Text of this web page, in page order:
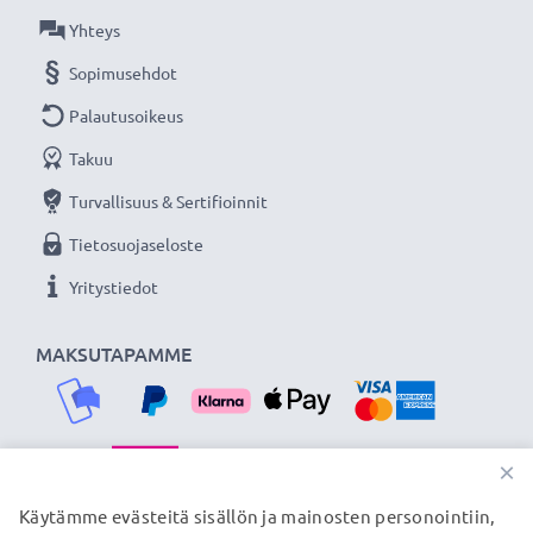
★ 3 vuoden takuu ★
Olemme vuonna 2004 perustettu kansainvälinen
verkkokauppa, joka tarjoaa laadukkaita tuotteita, ja
siksi tarjoamme 36 kuukauden takuun!
MAKSUTAPAMME
Yhteys
Sopimusehdot
Palautusoikeus
Takuu
Turvallisuus & Sertifioinnit
Tietosuojaseloste
Yritystiedot
TOIMITUSKUMPPANIMME
×
Käytämme evästeitä sisällön ja mainosten personointiin,